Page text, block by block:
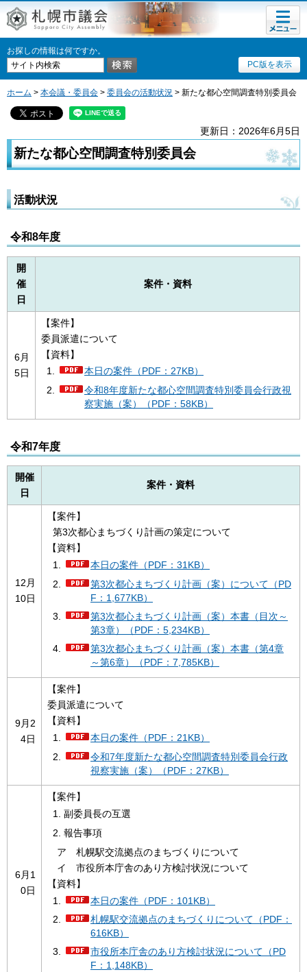
お探しの情報は何ですか。
PC版を表示
メニュ
ー
ホーム > 本会議・委員会 > 委員会の活動状況 > 新たな都心空間調査特別委員会
更新日：2026年6月5日
新たな都心空間調査特別委員会
活動状況
令和8年度
開
催
日
案件・資料
6月
5日
【案件】
委員派遣について
【資料】
本日の案件（PDF：27KB）
令和8年度新たな都心空間調査特別委員会行政視
察実施（案）（PDF：58KB）
令和7年度
開催
日
案件・資料
12月
10日
【案件】
第3次都心まちづくり計画の策定について
【資料】
本日の案件（PDF：31KB）
第3次都心まちづくり計画（案）について（PD
F：1,677KB）
第3次都心まちづくり計画（案）本書（目次～
第3章）（PDF：5,234KB）
第3次都心まちづくり計画（案）本書（第4章
～第6章）（PDF：7,785KB）
9月2
4日
【案件】
委員派遣について
【資料】
本日の案件（PDF：21KB）
令和7年度新たな都心空間調査特別委員会行政
視察実施（案）（PDF：27KB）
6月1
0日
【案件】
副委員長の互選
報告事項
ア 札幌駅交流拠点のまちづくりについて
イ 市役所本庁舎のあり方検討状況について
【資料】
本日の案件（PDF：101KB）
札幌駅交流拠点のまちづくりについて（PDF：
616KB）
市役所本庁舎のあり方検討状況について（PD
F：1,148KB）